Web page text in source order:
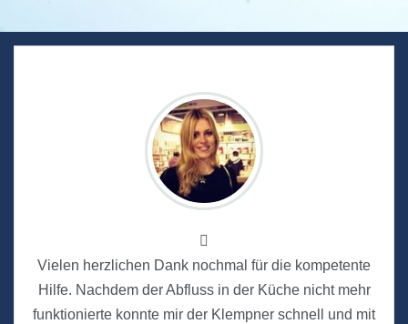
Vielen herzlichen Dank nochmal für die kompetente
Hilfe. Nachdem der Abfluss in der Küche nicht mehr
funktionierte konnte mir der Klempner schnell und mit